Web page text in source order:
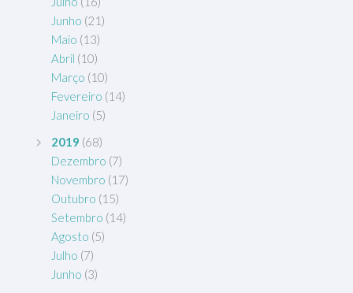
Junho (21)
Maio (13)
Abril (10)
Março (10)
Fevereiro (14)
Janeiro (5)
2019 (68)
Dezembro (7)
Novembro (17)
Outubro (15)
Setembro (14)
Agosto (5)
Julho (7)
Junho (3)